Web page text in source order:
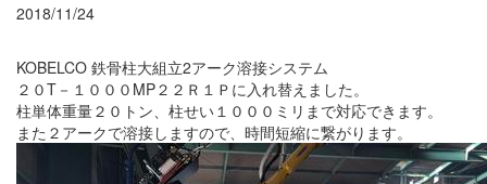
2018/11/24
KOBELCO 鉄骨柱大組立2アーク溶接システム
２０T－１０００MP２２Ｒ１Ｐに入れ替えました。
柱単体重量２０トン、柱せい１０００ミリまで対応できます。
また２アークで溶接しますので、時間短縮に繋がります。